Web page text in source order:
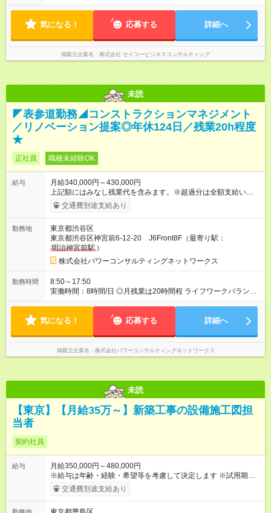
場合は、振替休日の取得が可能です。
気になる！ 応募する 詳細へ
掲載元企業名 株式会社 セイコービジネスコンサルティング
未読
◤表参道勤務◢コンストラクションマネジメント
／リノベーション提案◎年休124日／残業20h程度
★
正社員 職種未経験OK
給与
月給340,000円～430,000円
上記額にはみなし残業代を含みます。※超過分は全額支給いたし
ます。 みなし残業代 64,500円 ～ 81,600円／月 みなし残業時
間 30時間／月 【試用期間】試用期間あり 試用期間の長さ：3ヶ
交通費別途支給あり
勤務地
東京都渋谷区
東京都渋谷区神宮前6-12-20 J6Front8F（最寄り駅：
明治神宮前駅 ）
株式会社パワーコンサルティングネットワークス
勤務時間
8:50～17:50
実働時間：8時間/日 ◎月残業は20時間程 ライフワークバランス
が整えられる環境です！
気になる！ 応募する 詳細へ
掲載元企業名 株式会社パワーコンサルティングネットワークス
未読
【東京】【月給35万～】新築工事の設備施工図担
当者
契約社員
給与
月給350,000円～480,000円
※給与は年齢・経験・希望等を考慮して決定します ※試用期間は
３ヶ月で、その他の条件に変更はありません 【試用期間】試用
期間あり 試用期間の長さ：3ヶ月 雇用形態、給与は本採用時と
交通費別途支給あり